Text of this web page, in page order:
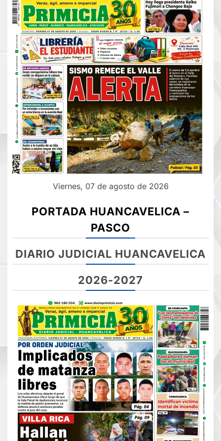
Viernes, 07 de agosto de 2026
PORTADA HUANCAVELICA –
PASCO
DIARIO JUDICIAL HUANCAVELICA
2026-2027